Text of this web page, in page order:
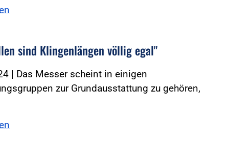
sind Klingenlängen völlig egal"
| Das Messer scheint in einigen
zur Grundausstattung zu gehören,